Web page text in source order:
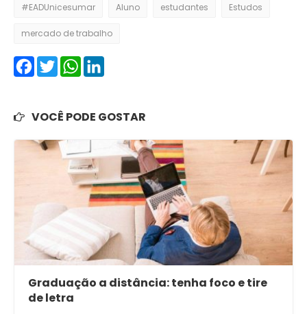
#EADUnicesumar Aluno estudantes Estudos
mercado de trabalho
FacebookTwitterWhatsApp
VOCÊ PODE GOSTAR
Graduação a distância: tenha foco e tire
de letra